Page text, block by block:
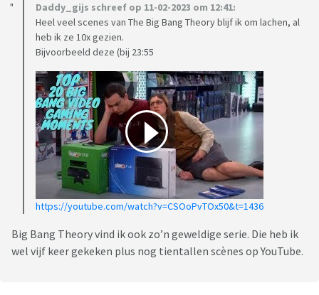
Daddy_gijs schreef op 11-02-2023 om 12:41:
Heel veel scenes van The Big Bang Theory blijf ik om lachen, al
heb ik ze 10x gezien.
Bijvoorbeeld deze (bij 23:55
https://youtube.com/watch?v=CSOoPvTOx50&t=1436
Big Bang Theory vind ik ook zo’n geweldige serie. Die heb ik
wel vijf keer gekeken plus nog tientallen scènes op YouTube.